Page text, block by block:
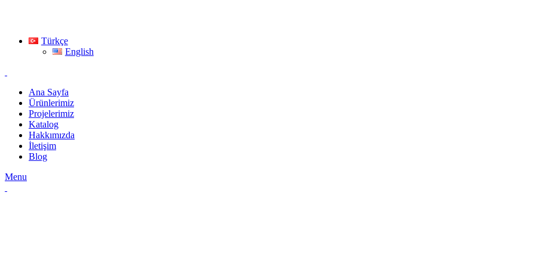
Türkçe
English
Ana Sayfa
Ürünlerimiz
Projelerimiz
Katalog
Hakkımızda
İletişim
Blog
Menu